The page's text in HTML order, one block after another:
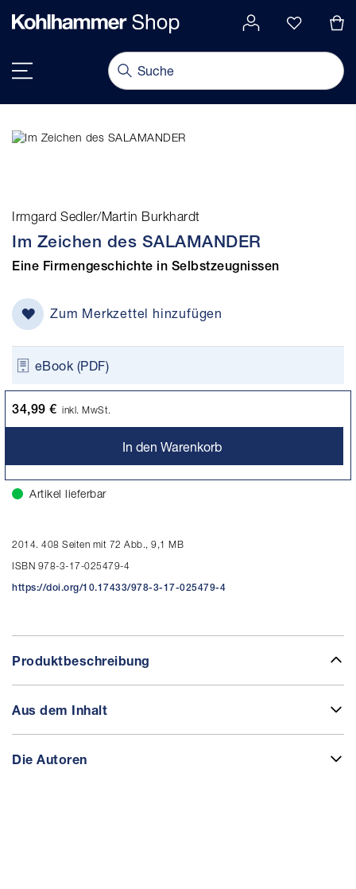
springen
Irmgard Sedler/Martin Burkhardt
Im Zeichen des SALAMANDER
Eine Firmengeschichte in Selbstzeugnissen
Zum Merkzettel hinzufügen
eBook (PDF)
34,99 € inkl. MwSt.
In den Warenkorb
Artikel lieferbar
2014. 408 Seiten mit 72 Abb., 9,1 MB
ISBN 978-3-17-025479-4
https://doi.org/10.17433/978-3-17-025479-4
Produktbeschreibung
Aus dem Inhalt
Die Autoren